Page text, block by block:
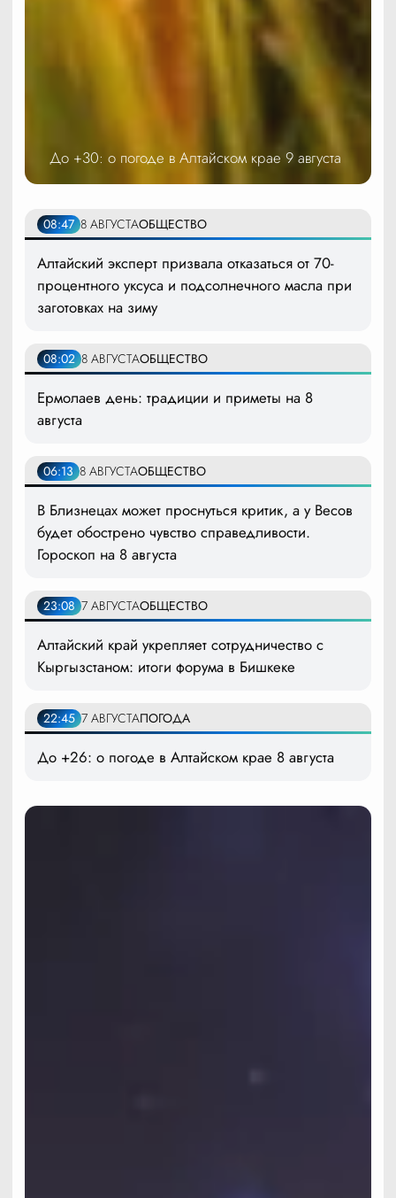
До +30: о погоде в Алтайском крае 9 августа
08:47 8 АВГУСТАОБЩЕСТВО
Алтайский эксперт призвала отказаться от 70-
процентного уксуса и подсолнечного масла при
заготовках на зиму
08:02 8 АВГУСТАОБЩЕСТВО
Ермолаев день: традиции и приметы на 8
августа
06:13 8 АВГУСТАОБЩЕСТВО
В Близнецах может проснуться критик, а у Весов
будет обострено чувство справедливости.
Гороскоп на 8 августа
23:08 7 АВГУСТАОБЩЕСТВО
Алтайский край укрепляет сотрудничество с
Кыргызстаном: итоги форума в Бишкеке
22:45 7 АВГУСТАПОГОДА
До +26: о погоде в Алтайском крае 8 августа